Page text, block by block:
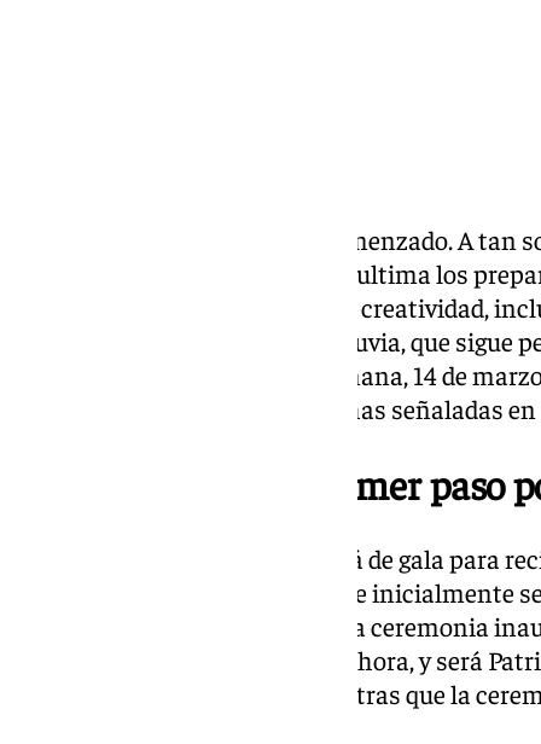
La cuenta atrás ya sí que ha comenzado. A tan
Festival de Málaga, la ciudad ya ultima los
nombres del cine, la cultura y la creatividad,
charco. Y lo hace a pesar de la lluvia, que
Festival de Málaga arranca mañana, 14 de
actividades, proyecciones y fechas señaladas
Gala inaugural: el primer paso
Este viernes, la ciudad se vestirá de gala para
español e internacional. Aunque inicialmente
Lennie como la conductora de la ceremonia
obligado a un cambio de última hora, y será
frente de la esperada gala, mientras que la